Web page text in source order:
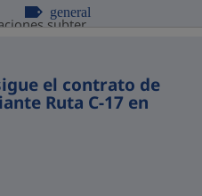
subter...
general
el contrato de
Ruta C-17 en